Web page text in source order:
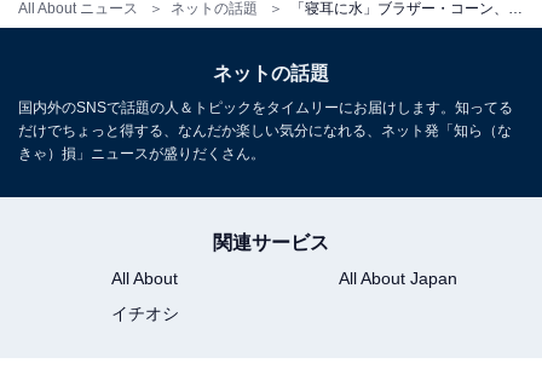
All About ニュース ネットの話題
ネットの話題
国内外のSNSで話題の人＆トピックをタイムリーにお届けします。知ってる
だけでちょっと得する、なんだか楽しい気分になれる、ネット発「知ら（な
きゃ）損」ニュースが盛りだくさん。
関連サービス
All About
All About Japan
イチオシ